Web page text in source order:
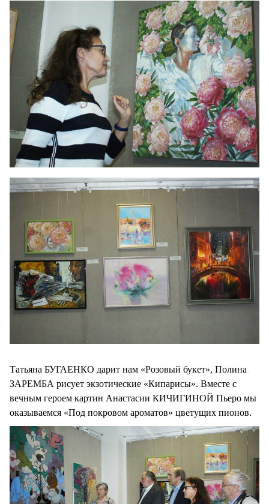
Татьяна БУГАЕНКО дарит нам «Розовый букет», Полина
ЗАРЕМБА рисует экзотические «Кипарисы». Вместе с
вечным героем картин Анастасии КИЧИГИНОЙ Пьеро мы
оказываемся «Под покровом ароматов» цветущих пионов.